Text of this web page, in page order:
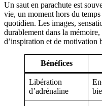
Un saut en parachute est
vie, un moment hors du
quotidien. Les images,
durablement dans la
d’inspiration et de motivation
Bénéfices
Libération
d’adrénaline